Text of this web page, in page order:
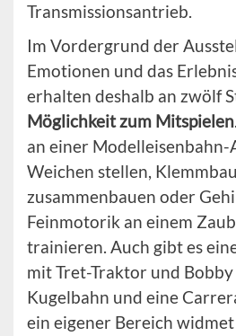
Transmissionsantrieb.
Im Vordergrund der
Emotionen und das
erhalten deshalb an zwölf
Möglichkeit zum Mitspielen
an einer Modelleisenbahn-
Weichen stellen,
zusammenbauen oder
Feinmotorik an einem
trainieren. Auch gibt es
mit Tret-Traktor und Bobby
Kugelbahn und eine
ein eigener Bereich widmet